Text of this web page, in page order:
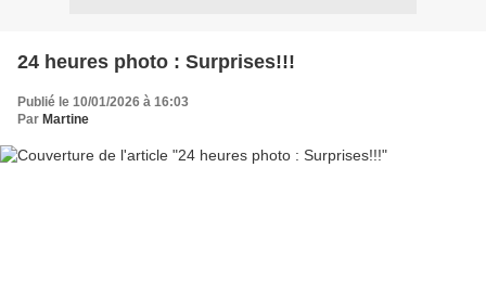
24 heures photo : Surprises!!!
Publié le 10/01/2026 à 16:03
Par Martine